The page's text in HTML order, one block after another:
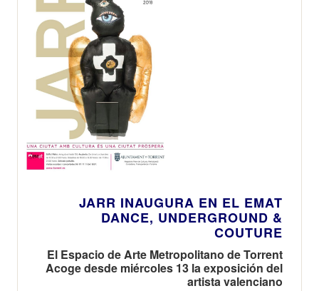
JARR INAUGURA EN EL EMAT
DANCE, UNDERGROUND &
COUTURE
El Espacio de Arte Metropolitano de Torrent
Acoge desde miércoles 13 la exposición del
artista valenciano